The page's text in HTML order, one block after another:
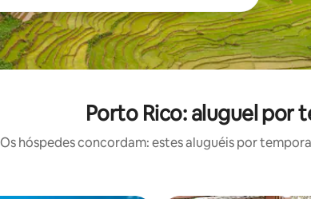
Porto Rico: aluguel por
Os hóspedes concordam: estes aluguéis por